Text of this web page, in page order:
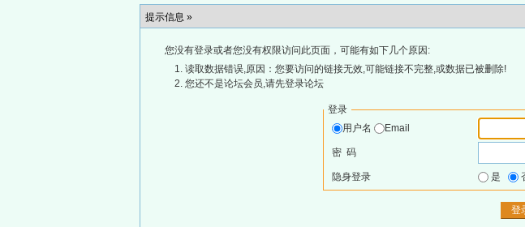
提示信息 »
您没有登录或者您没有权限访问此页面，可能有如下几个原因:
读取数据错误,原因：您要访问的链接无效,可能链接不完整,或数据已被删除!
您还不是论坛会员,请先登录论坛
登录
用户名
Email
密 码
隐身登录 是